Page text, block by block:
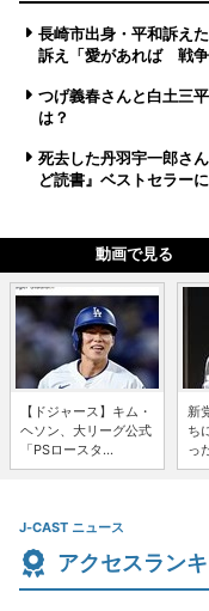
長崎市出身・平和訴え
訴え「愛があれば 戦争
つげ義春さんと白土三
は？
死去した丹羽宇一郎さ
ど読書』ベストセラーに
動画で見る
【ドジャース】キム・
ヘソン、大リーグ公式
「PSロースタ...
新
ち
っ
J-CAST ニュース
アクセスラン